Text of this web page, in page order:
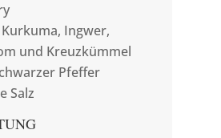
Kurkuma, Ingwer,
und Kreuzkümmel
Pfeffer
Salz